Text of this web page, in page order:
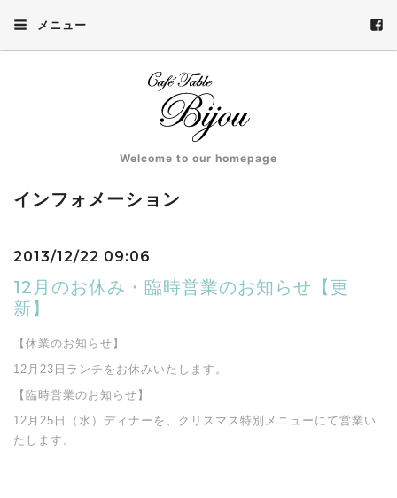
メニュー
Welcome to our homepage
インフォメーション
2013/12/22 09:06
12月のお休み・臨時営業のお知らせ【更
新】
【休業のお知らせ】
12月23日ランチをお休みいたします。
【臨時営業のお知らせ】
12月25日（水）ディナーを、クリスマス特別メニューにて営業い
たします。